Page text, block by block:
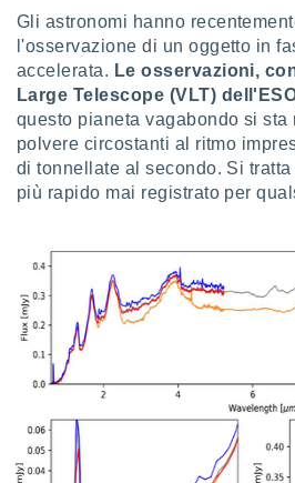
delle
dei
e degli
Gli astronomi hanno
l'osservazione di un oggetto in
accelerata. Le osservazioni,
Large Telescope (VLT)
questo pianeta vagabondo si sta
polvere circostanti al ritmo
di tonnellate al secondo. Si
più rapido mai registrato per